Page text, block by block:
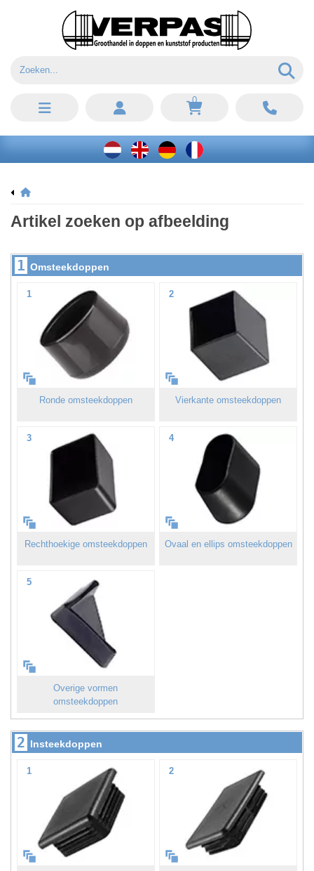
0
Artikel zoeken op afbeelding
1 Omsteekdoppen
1
Ronde omsteekdoppen
2
Vierkante omsteekdoppen
3
Rechthoekige omsteekdoppen
4
Ovaal en ellips omsteekdoppen
5
Overige vormen
omsteekdoppen
2 Insteekdoppen
1 2